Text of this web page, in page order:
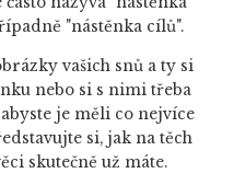
"nástěnka cílů".
vašich snů a ty si
nebo si s nimi třeba
je měli co nejvíce
si, jak na těch
skutečně už máte.